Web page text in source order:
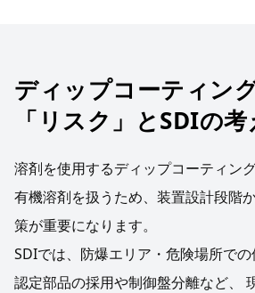
ディップコーティン
「リスク」とSDIの
溶剤を使用するディップコーティン
有機溶剤を扱うため、装置設計段階
策が重要になります。
SDIでは、防爆エリア・危険場所で
認定部品の採用や制御盤分離など、